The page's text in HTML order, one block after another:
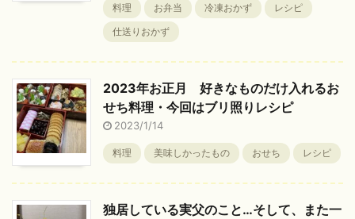
料理 お弁当 冷凍おかず
レシピ
仕送りおかず
2023年お正月 好きなものだけ入れるお
せち料理・今回はブリ照りレシピ
2023/1/14
料理 美味しかったもの おせち レシピ
独居している実父のこと…そして、また一